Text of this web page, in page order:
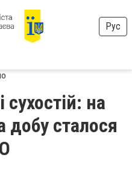
Рус
сухостій: на
добу сталося